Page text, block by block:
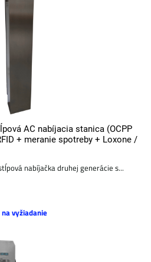
AC nabíjacia stanica (OCPP
+ meranie spotreby + Loxone /
nabíjačka druhej generácie s...
vyžiadanie